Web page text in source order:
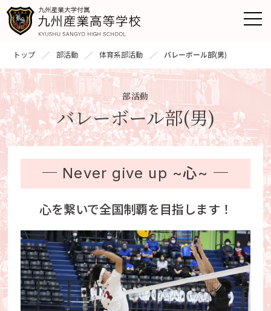
トップ 部活動 体育系部活動 バレーボール部(男)
部活動
バレーボール部(男)
─ Never give up ~心~ ─
心を繋いで全国制覇を目指します！